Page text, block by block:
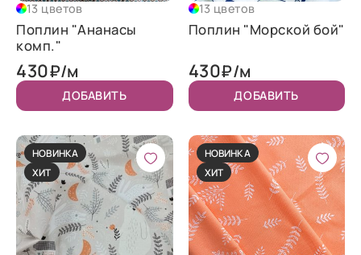
13 цветов
Поплин "Ананасы
комп."
430₽/м
ДОБАВИТЬ
13 цветов
Поплин "Морской бой"
430₽/м
ДОБАВИТЬ
НОВИНКА
ХИТ
НОВИНКА
ХИТ